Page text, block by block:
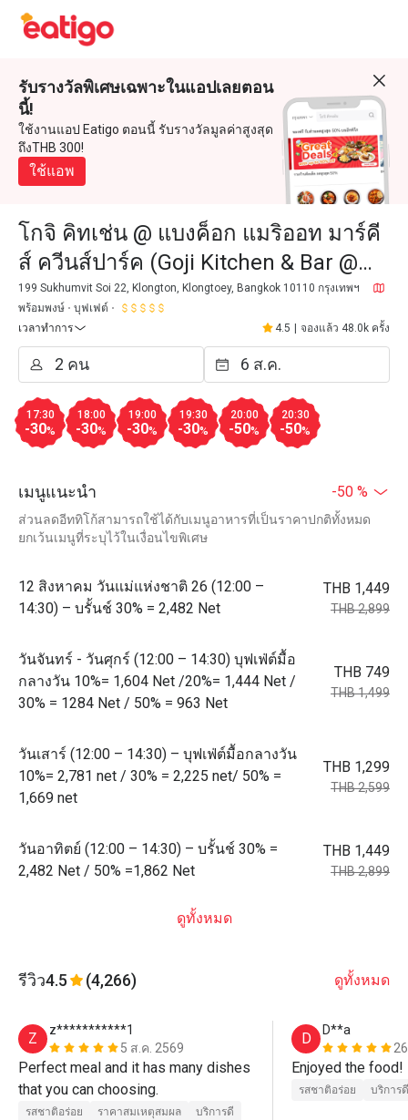
รับรางวัลพิเศษเฉพาะในแอปเลยตอน
นี้!
ใช้งานแอป Eatigo ตอนนี้ รับรางวัลมูลค่าสูงสุด
ถึงTHB 300!
ใช้แอพ
โกจิ คิทเช่น @ แบงค็อก แมริออท มาร์คี
ส์ ควีนส์ปาร์ค (Goji Kitchen & Bar @
Bangkok Marriott Marquis Queen's
Park)
199 Sukhumvit Soi 22, Klongton, Klongtoey, Bangkok 10110 กรุงเทพฯ
พร้อมพงษ์
บุฟเฟต์
เวลาทำการ
4.5 จองแล้ว 48.0k ครั้ง
17:30
-30%
18:00
-30%
19:00
-30%
19:30
-30%
20:00
-50%
20:30
-50%
เมนูแนะนำ -50 %
ส่วนลดอีททิโก้สามารถใช้ได้กับเมนูอาหารที่เป็นราคาปกติทั้งหมด
ยกเว้นเมนูที่ระบุไว้ในเงื่อนไขพิเศษ
12 สิงหาคม วันแม่แห่งชาติ 26 (12:00 –
14:30) – บรั้นช์ 30% = 2,482 Net
THB 1,449
THB 2,899
วันจันทร์ - วันศุกร์ (12:00 – 14:30) บุฟเฟ่ต์มื้อ
กลางวัน 10%= 1,604 Net /20%= 1,444 Net /
30% = 1284 Net / 50% = 963 Net
THB 749
THB 1,499
วันเสาร์ (12:00 – 14:30) – บุฟเฟ่ต์มื้อกลางวัน
10%= 2,781 net / 30% = 2,225 net/ 50% =
1,669 net
THB 1,299
THB 2,599
วันอาทิตย์ (12:00 – 14:30) – บรั้นช์ 30% =
2,482 Net / 50% =1,862 Net
THB 1,449
THB 2,899
ดูทั้งหมด
รีวิว4.5 (4,266) ดูทั้งหมด
Z
z***********1
5 ส.ค. 2569
Perfect meal and it has many dishes
รสชาติอร่อย ราคาสมเหตุสมผล
บริการดี
D
D**a
Enjoyed the food!
รสชาติอร่อย บริการดี